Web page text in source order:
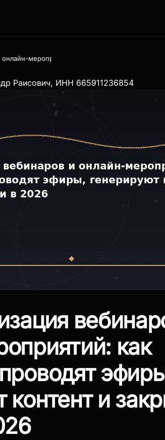
мероприятий: как нейросети проводят
Раисович, ИНН 665911236854
как
контент и